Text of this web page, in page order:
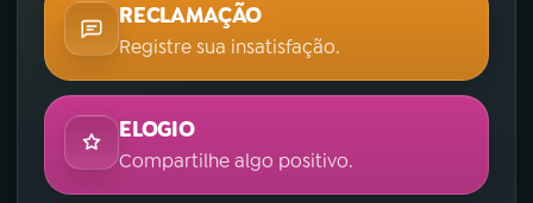
RECLAMAÇÃO
Registre sua insatisfação.
ELOGIO
Compartilhe algo positivo.